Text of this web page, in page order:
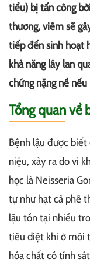
tiểu) bị tấn công
thương, viêm sẽ
tiếp đến sinh hoạt
khả năng lây lan
chứng nặng nề
Tổng quan về
Bệnh lậu được
niệu, xảy ra do vi
học là Neisseria
tự như hạt cà phê
lậu tồn tại nhiều
tiêu diệt khi ở môi
hóa chất có tính